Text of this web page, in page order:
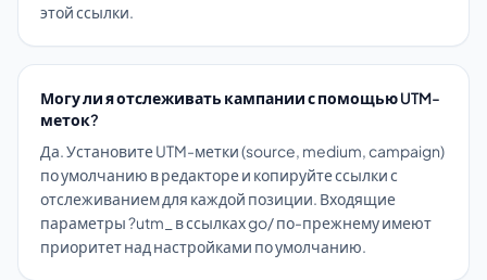
этой ссылки.
Могу ли я отслеживать кампании с помощью UTM-
меток?
Да. Установите UTM-метки (source, medium, campaign)
по умолчанию в редакторе и копируйте ссылки с
отслеживанием для каждой позиции. Входящие
параметры ?utm_ в ссылках go/ по-прежнему имеют
приоритет над настройками по умолчанию.